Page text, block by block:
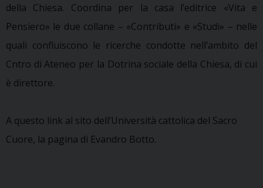
della Chiesa. Coordina per la casa l’editrice «Vita e
Pensiero» le due collane – «Contributi» e «Studi» – nelle
quali confluiscono le ricerche condotte nell’ambito del
Cntro di Ateneo per la Dotrina sociale della Chiesa, di cui
è direttore.
A questo link al sito dell’Università cattolica del Sacro
Cuore, la pagina di Evandro Botto.